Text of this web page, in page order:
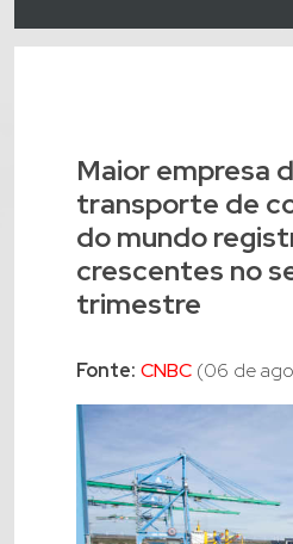
Maior empresa
transporte de
do mundo
crescentes no
trimestre
Fonte: CNBC (06 de